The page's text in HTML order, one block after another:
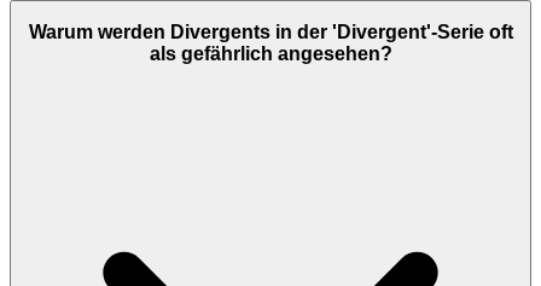
Warum werden Divergents in der 'Divergent'-Serie oft
als gefährlich angesehen?